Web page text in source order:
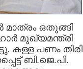
മാത്രം ഒതുങ്ങി
മുഖ്യമന്ത്രി
കള്ള പണം
ബി.ജെ.പി.